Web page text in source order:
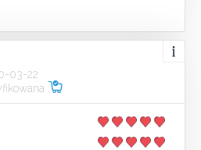
03-22